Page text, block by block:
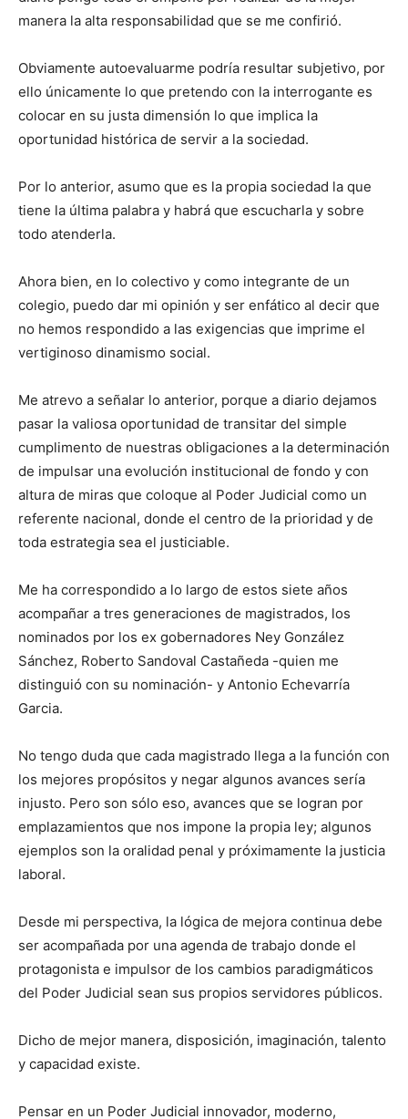
manera la alta responsabilidad que se me confirió.
Obviamente autoevaluarme podría resultar subjetivo, por
ello únicamente lo que pretendo con la interrogante es
colocar en su justa dimensión lo que implica la
oportunidad histórica de servir a la sociedad.
Por lo anterior, asumo que es la propia sociedad la que
tiene la última palabra y habrá que escucharla y sobre
todo atenderla.
Ahora bien, en lo colectivo y como integrante de un
colegio, puedo dar mi opinión y ser enfático al decir que
no hemos respondido a las exigencias que imprime el
vertiginoso dinamismo social.
Me atrevo a señalar lo anterior, porque a diario dejamos
pasar la valiosa oportunidad de transitar del simple
cumplimento de nuestras obligaciones a la determinación
de impulsar una evolución institucional de fondo y con
altura de miras que coloque al Poder Judicial como un
referente nacional, donde el centro de la prioridad y de
toda estrategia sea el justiciable.
Me ha correspondido a lo largo de estos siete años
acompañar a tres generaciones de magistrados, los
nominados por los ex gobernadores Ney González
Sánchez, Roberto Sandoval Castañeda -quien me
distinguió con su nominación- y Antonio Echevarría
Garcia.
No tengo duda que cada magistrado llega a la función con
los mejores propósitos y negar algunos avances sería
injusto. Pero son sólo eso, avances que se logran por
emplazamientos que nos impone la propia ley; algunos
ejemplos son la oralidad penal y próximamente la justicia
laboral.
Desde mi perspectiva, la lógica de mejora continua debe
ser acompañada por una agenda de trabajo donde el
protagonista e impulsor de los cambios paradigmáticos
del Poder Judicial sean sus propios servidores públicos.
Dicho de mejor manera, disposición, imaginación, talento
y capacidad existe.
Pensar en un Poder Judicial innovador, moderno,